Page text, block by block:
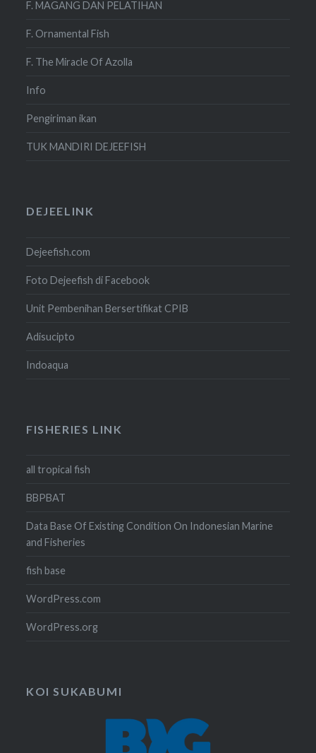
F. MAGANG DAN PELATIHAN
F. Ornamental Fish
F. The Miracle Of Azolla
Info
Pengiriman ikan
TUK MANDIRI DEJEEFISH
DEJEELINK
Dejeefish.com
Foto Dejeefish di Facebook
Unit Pembenihan Bersertifikat CPIB
Adisucipto
Indoaqua
FISHERIES LINK
all tropical fish
BBPBAT
Data Base Of Existing Condition On Indonesian Marine
and Fisheries
fish base
WordPress.com
WordPress.org
KOI SUKABUMI